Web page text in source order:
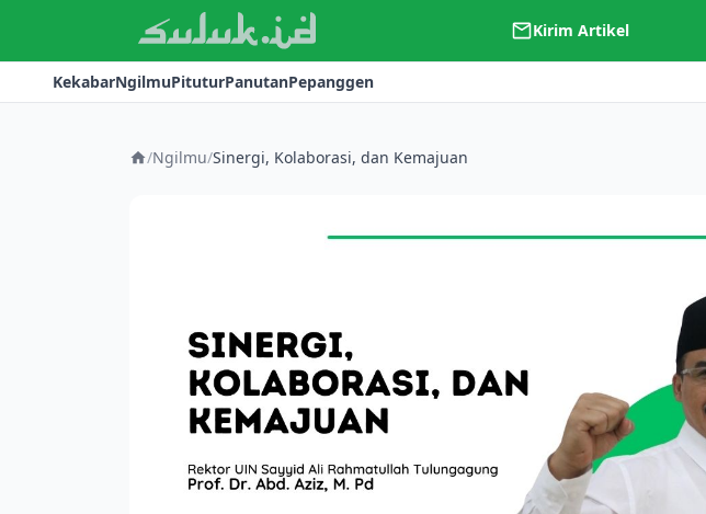
Kirim Artikel
KekabarNgilmuPituturPanutanPepanggen
/Ngilmu/Sinergi, Kolaborasi, dan Kemajuan